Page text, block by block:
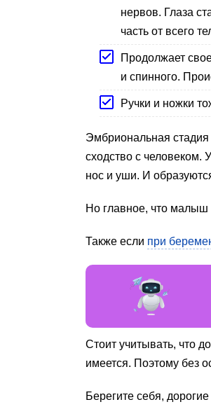
нервов. Глаза
часть от всего
Продолжает
и спинного.
Ручки и ножки
Эмбриональная
сходство с человеком.
нос и уши. И
Но главное, что малыш
Также если при
Стоит учитывать, что
имеется. Поэтому без
Берегите себя,